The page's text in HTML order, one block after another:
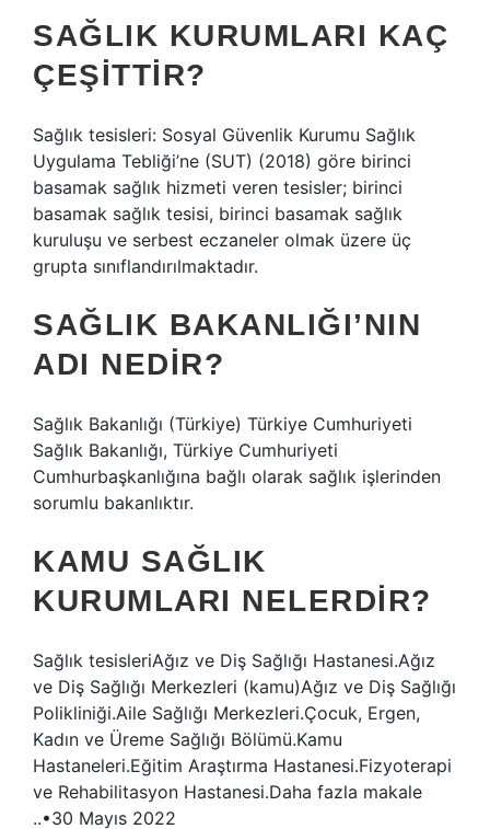
SAĞLIK KURUMLARI KAÇ
ÇEŞITTIR?
Sağlık tesisleri: Sosyal Güvenlik Kurumu Sağlık
Uygulama Tebliği’ne (SUT) (2018) göre birinci
basamak sağlık hizmeti veren tesisler; birinci
basamak sağlık tesisi, birinci basamak sağlık
kuruluşu ve serbest eczaneler olmak üzere üç
grupta sınıflandırılmaktadır.
SAĞLIK BAKANLIĞI’NIN
ADI NEDIR?
Sağlık Bakanlığı (Türkiye) Türkiye Cumhuriyeti
Sağlık Bakanlığı, Türkiye Cumhuriyeti
Cumhurbaşkanlığına bağlı olarak sağlık işlerinden
sorumlu bakanlıktır.
KAMU SAĞLIK
KURUMLARI NELERDIR?
Sağlık tesisleriAğız ve Diş Sağlığı Hastanesi.Ağız
ve Diş Sağlığı Merkezleri (kamu)Ağız ve Diş Sağlığı
Polikliniği.Aile Sağlığı Merkezleri.Çocuk, Ergen,
Kadın ve Üreme Sağlığı Bölümü.Kamu
Hastaneleri.Eğitim Araştırma Hastanesi.Fizyoterapi
ve Rehabilitasyon Hastanesi.Daha fazla makale
..•30 Mayıs 2022